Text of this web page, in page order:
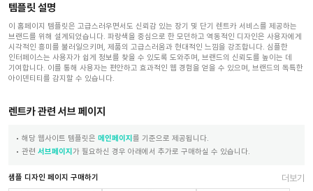
템플릿 설명
이 홈페이지 템플릿은 고급스러우면서도 신뢰감 있는 장기 및 단기 렌트카 서비스를 제공하는
브랜드를 위해 설계되었습니다. 파랑색을 중심으로 한 모던하고 역동적인 디자인은 사용자에게
시각적인 흥미를 불러일으키며, 제품의 고급스러움과 현대적인 느낌을 강조합니다. 심플한
인터페이스는 사용자가 쉽게 정보를 찾을 수 있도록 도와주며, 브랜드의 신뢰도를 높이는 데
기여합니다. 이를 통해 사용자는 편안하고 효과적인 웹 경험을 얻을 수 있으며, 브랜드의 독특한
아이덴티티를 감지할 수 있습니다.
렌트카 관련 서브 페이지
해당 웹사이트 템플릿은 메인페이지를 기준으로 제공됩니다.
관련 서브페이지가 필요하신 경우 아래에서 추가로 구매하실 수 있습니다.
샘플 디자인 페이지 구매하기 더보기